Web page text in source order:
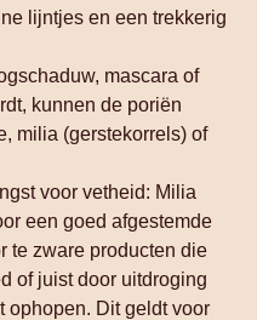
lijntjes en een trekkerig
mascara of
kunnen de poriën
milia (gerstekorrels) of
voor vetheid: Milia
een goed afgestemde
te zware producten die
of juist door uitdroging
ophopen. Dit geldt voor